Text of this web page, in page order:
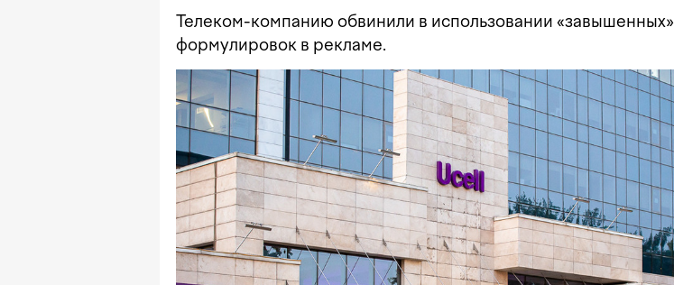
Телеком-компанию обвинили в использовании «завышенных»
формулировок в рекламе.